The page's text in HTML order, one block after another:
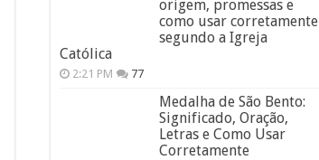
origem, promessas e
como usar corretamente
segundo a Igreja
Católica
2:21 PM 77
Medalha de São Bento:
Significado, Oração,
Letras e Como Usar
Corretamente